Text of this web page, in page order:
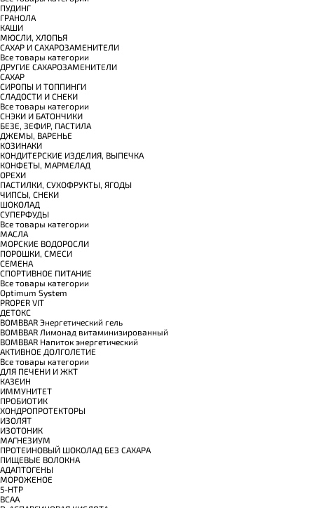
ПУДИНГ
ГРАНОЛА
КАШИ
МЮСЛИ, ХЛОПЬЯ
САХАР И САХАРОЗАМЕНИТЕЛИ
Все товары категории
ДРУГИЕ САХАРОЗАМЕНИТЕЛИ
САХАР
СИРОПЫ И ТОППИНГИ
СЛАДОСТИ И СНЕКИ
Все товары категории
СНЭКИ И БАТОНЧИКИ
БЕЗЕ, ЗЕФИР, ПАСТИЛА
ДЖЕМЫ, ВАРЕНЬЕ
КОЗИНАКИ
КОНДИТЕРСКИЕ ИЗДЕЛИЯ, ВЫПЕЧКА
КОНФЕТЫ, МАРМЕЛАД
ОРЕХИ
ПАСТИЛКИ, СУХОФРУКТЫ, ЯГОДЫ
ЧИПСЫ, СНЕКИ
ШОКОЛАД
СУПЕРФУДЫ
Все товары категории
МАСЛА
МОРСКИЕ ВОДОРОСЛИ
ПОРОШКИ, СМЕСИ
СЕМЕНА
СПОРТИВНОЕ ПИТАНИЕ
Все товары категории
Optimum System
PROPER VIT
ДЕТОКС
BOMBBAR Энергетический гель
BOMBBAR Лимонад витаминизированный
BOMBBAR Напиток энергетический
АКТИВНОЕ ДОЛГОЛЕТИЕ
Все товары категории
ДЛЯ ПЕЧЕНИ И ЖКТ
КАЗЕИН
ИММУНИТЕТ
ПРОБИОТИК
ХОНДРОПРОТЕКТОРЫ
ИЗОЛЯТ
ИЗОТОНИК
МАГНЕЗИУМ
ПРОТЕИНОВЫЙ ШОКОЛАД БЕЗ САХАРА
ПИЩЕВЫЕ ВОЛОКНА
АДАПТОГЕНЫ
МОРОЖЕНОЕ
5-HTP
BCAA